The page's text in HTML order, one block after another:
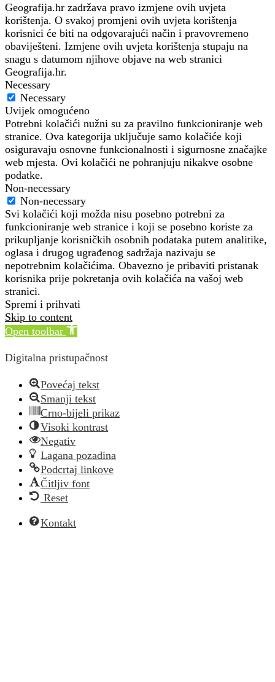
Geografija.hr zadržava pravo izmjene ovih uvjeta
korištenja. O svakoj promjeni ovih uvjeta korištenja
korisnici će biti na odgovarajući način i pravovremeno
obaviješteni. Izmjene ovih uvjeta korištenja stupaju na
snagu s datumom njihove objave na web stranici
Geografija.hr.
Necessary
Necessary
Uvijek omogućeno
Potrebni kolačići nužni su za pravilno funkcioniranje web
stranice. Ova kategorija uključuje samo kolačiće koji
osiguravaju osnovne funkcionalnosti i sigurnosne značajke
web mjesta. Ovi kolačići ne pohranjuju nikakve osobne
podatke.
Non-necessary
Non-necessary
Svi kolačići koji možda nisu posebno potrebni za
funkcioniranje web stranice i koji se posebno koriste za
prikupljanje korisničkih osobnih podataka putem analitike,
oglasa i drugog ugrađenog sadržaja nazivaju se
nepotrebnim kolačićima. Obavezno je pribaviti pristanak
korisnika prije pokretanja ovih kolačića na vašoj web
stranici.
Spremi i prihvati
Skip to content
Open toolbar
Digitalna pristupačnost
Povećaj tekst
Smanji tekst
Crno-bijeli prikaz
Visoki kontrast
Negativ
Lagana pozadina
Podcrtaj linkove
Čitljiv font
Reset
Kontakt